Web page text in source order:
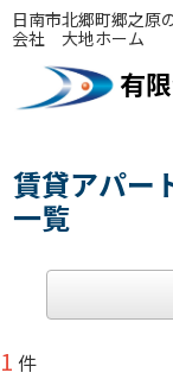
日南市北郷町郷之原
会社 大地ホーム
有
賃貸アパー
一覧
1 件